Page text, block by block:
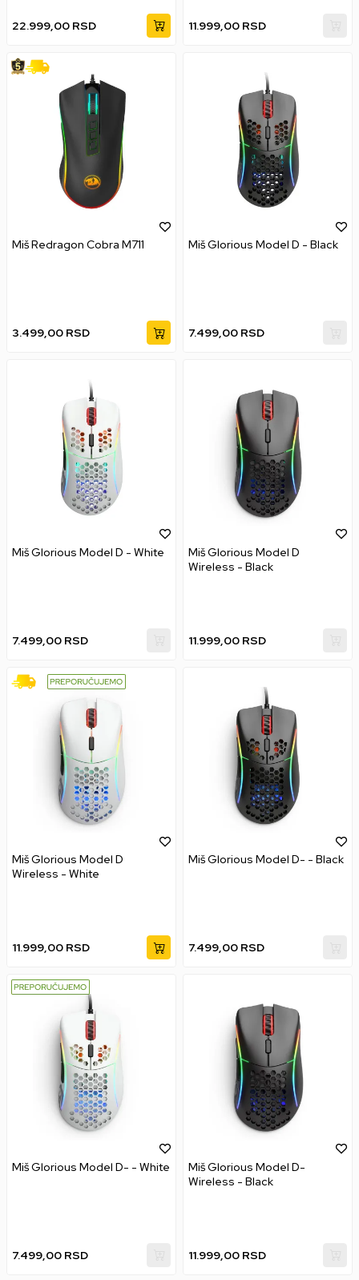
22.999,00 RSD 11.999,00 RSD
Miš Redragon Cobra M711
3.499,00 RSD
Miš Glorious Model D - Black
7.499,00 RSD
Miš Glorious Model D - White
7.499,00 RSD
Miš Glorious Model D
Wireless - Black
11.999,00 RSD
Miš Glorious Model D
Wireless - White
11.999,00 RSD
Miš Glorious Model D- - Black
7.499,00 RSD
Miš Glorious Model D- - White
7.499,00 RSD
Miš Glorious Model D-
Wireless - Black
11.999,00 RSD